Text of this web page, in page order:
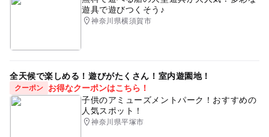
遊具で遊びつくそう♪
神奈川県横須賀市
全天候で楽しめる！遊びがたくさん！室内遊園地！
クーポン
お得なクーポンはこちら！
子供のアミューズメントパーク！おすすめの
人気スポット！
神奈川県平塚市